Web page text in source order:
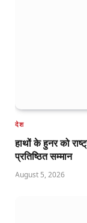
देश
हाथों के हुनर को
प्रतिष्ठित सम्मान
August 5, 2026